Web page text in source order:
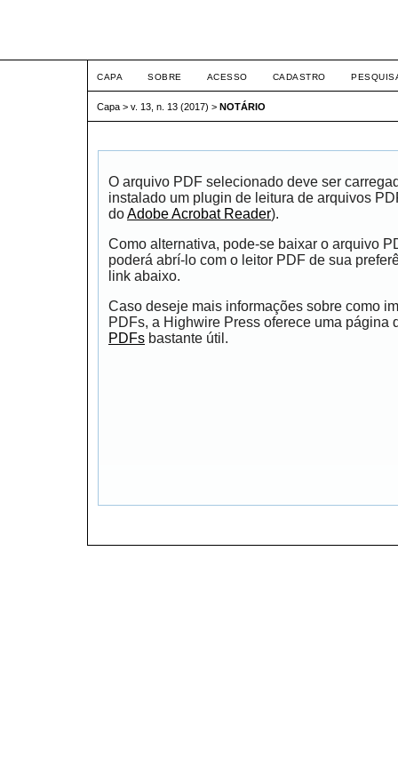
CAPA SOBRE ACESSO CADASTRO
Capa > v. 13, n. 13 (2017) > NOTÁRIO
O arquivo PDF selecionado deve ser
instalado um plugin de leitura de arquivos
doAdobe Acrobat Reader).
Como alternativa, pode-se baixar o arquivo
poderá abrí-lo com o leitor PDF de sua
link abaixo.
Caso deseje mais informações sobre como
PDFs, a Highwire Press oferece uma página
PDFs bastante útil.